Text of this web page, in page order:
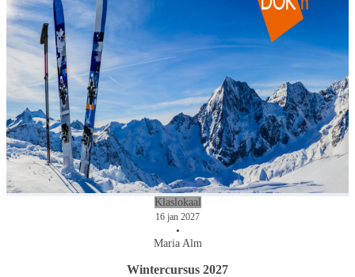
Klaslokaal
16 jan 2027
•
Maria Alm
Wintercursus 2027